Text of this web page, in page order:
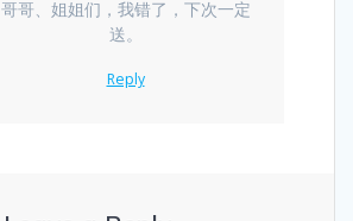
哥哥、姐姐们，我错了，下次一定
送。
Reply